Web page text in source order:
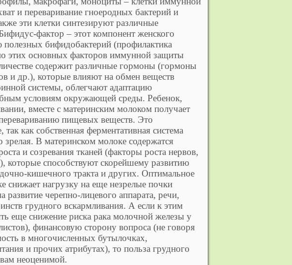
и переваривание гноеродных бактерий и
эти клетки синтезируют различные
фактор – этот компонент женского
бифидобактерий (профилактика
этих основных факторов иммунной защиты
содержит различные гормоны (гормоны
и др.), которые влияют на обмен веществ
системы, облегчают адаптацию
условиям окружающей среды. Ребенок,
вместе с материнским молоком получает
пищевых веществ. Это
так как собственная ферментативная система
В материнском молоке содержатся
и созревания тканей (факторы роста нервов,
которые способствуют скорейшему развитию
кишечного тракта и других. Оптимальное
снижает нагрузку на еще незрелые почки
черепно-лицевого аппарата, речи,
грудного вскармливания. А если к этим
еще снижение риска рака молочной железы у
финансовую сторону вопроса (не говоря
в многочисленных бутылочках,
и прочих атрибутах), то польза грудного
неоценимой.